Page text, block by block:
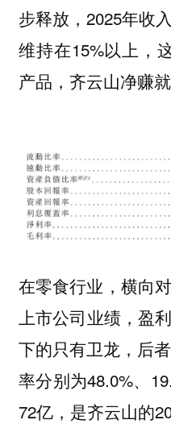
步释放，2025年收
维持在15%以上，
产品，齐云山净赚就
在零食行业，横向
上市公司业绩，盈
下的只有卫龙，后
率分别为48.0%、
72亿，是齐云山的